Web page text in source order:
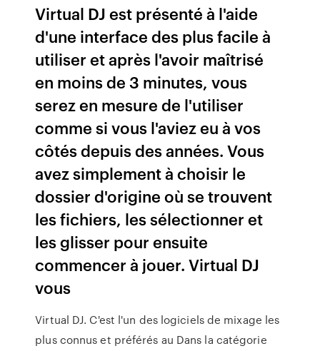
Virtual DJ est présenté à l'aide
d'une interface des plus facile à
utiliser et après l'avoir maîtrisé
en moins de 3 minutes, vous
serez en mesure de l'utiliser
comme si vous l'aviez eu à vos
côtés depuis des années. Vous
avez simplement à choisir le
dossier d'origine où se trouvent
les fichiers, les sélectionner et
les glisser pour ensuite
commencer à jouer. Virtual DJ
vous
Virtual DJ. C'est l'un des logiciels de mixage les
plus connus et préférés au Dans la catégorie